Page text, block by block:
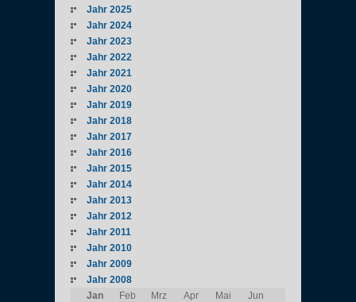
Jahr 2025
Jahr 2024
Jahr 2023
Jahr 2022
Jahr 2021
Jahr 2020
Jahr 2019
Jahr 2018
Jahr 2017
Jahr 2016
Jahr 2015
Jahr 2014
Jahr 2013
Jahr 2012
Jahr 2011
Jahr 2010
Jahr 2009
Jahr 2008
Jan
Feb Mrz Apr Mai
Jun